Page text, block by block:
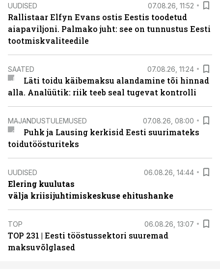
UUDISED 07.08.26, 11:52
Rallistaar Elfyn Evans ostis Eestis toodetud
aiapaviljoni. Palmako juht: see on tunnustus Eesti
tootmiskvaliteedile
SAATED 07.08.26, 11:24
Läti toidu käibemaksu alandamine tõi hinnad
alla. Analüütik: riik teeb seal tugevat kontrolli
MAJANDUSTULEMUSED 07.08.26, 08:00
Puhk ja Lausing kerkisid Eesti suurimateks
toidutöösturiteks
UUDISED 06.08.26, 14:44
Elering kuulutas
välja kriisijuhtimiskeskuse ehitushanke
TOP 06.08.26, 13:07
TOP 231 | Eesti tööstussektori suuremad
maksuvõlglased